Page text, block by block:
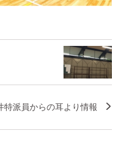
特派員からの耳より情報